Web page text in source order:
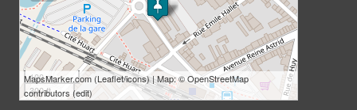
100 m
300 ft
MapsMarker.com (Leaflet/icons) | Map: ©OpenStreetMap
contributors (edit)